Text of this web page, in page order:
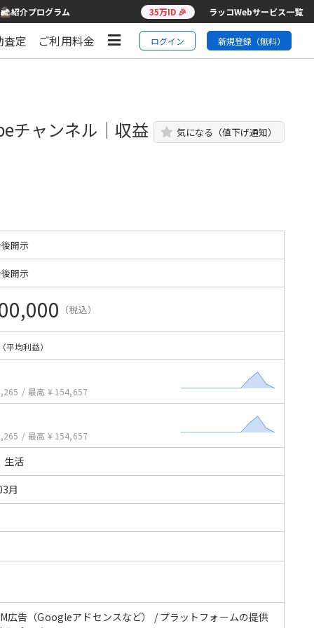
紹介プログラム 35万ID 🎉 ラッコWebサービス一覧
査定 ご利用料金 ログイン 新規登録（無料）
チャンネル｜収益
気になる（値下げ通知）
開示
開示
（税込）
（平均利益）
/ 最高 ¥ 154,657
/ 最高 ¥ 154,657
生活
月
広告（Googleアドセンスなど） / プラットフォームの提供